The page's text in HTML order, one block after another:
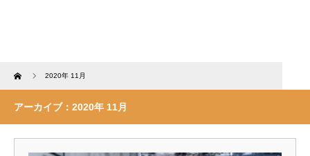
Home 2020年 11月
アーカイブ：2020年 11月